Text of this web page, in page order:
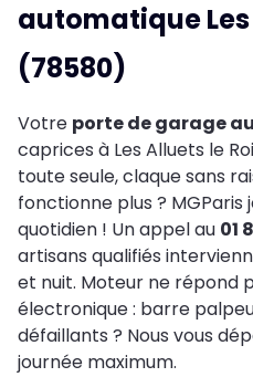
automatique Les
(78580)
Votre porte de garage
caprices à Les Alluets le
toute seule, claque sans
fonctionne plus ?
quotidien ! Un appel au 01
artisans qualifiés
et nuit. Moteur ne répond
électronique : barre
défaillants ? Nous vous
journée maximum.